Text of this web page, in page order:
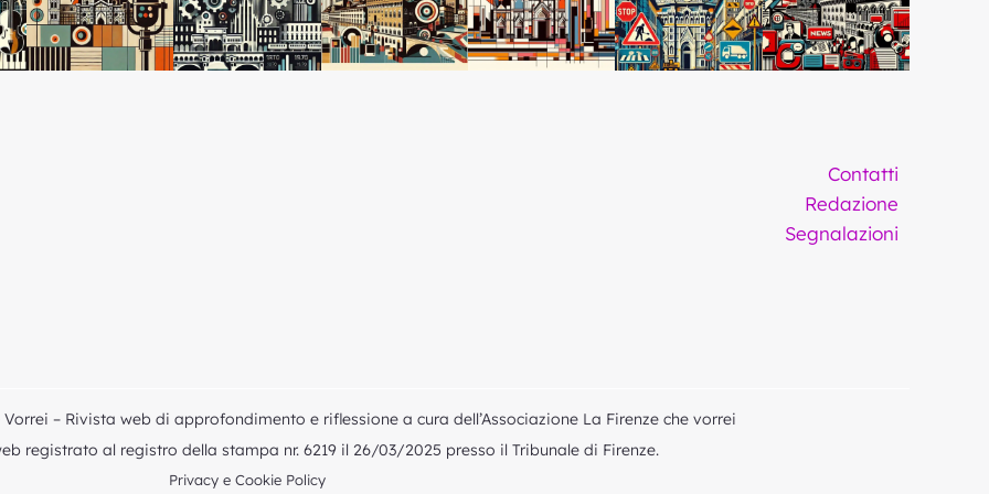
Contatti
Redazione
Segnalazioni
– Rivista web di approfondimento e riflessione a cura dell’Associazione La Firenze che vorrei
registrato al registro della stampa nr. 6219 il 26/03/2025 presso il Tribunale di Firenze.
Privacy e Cookie Policy